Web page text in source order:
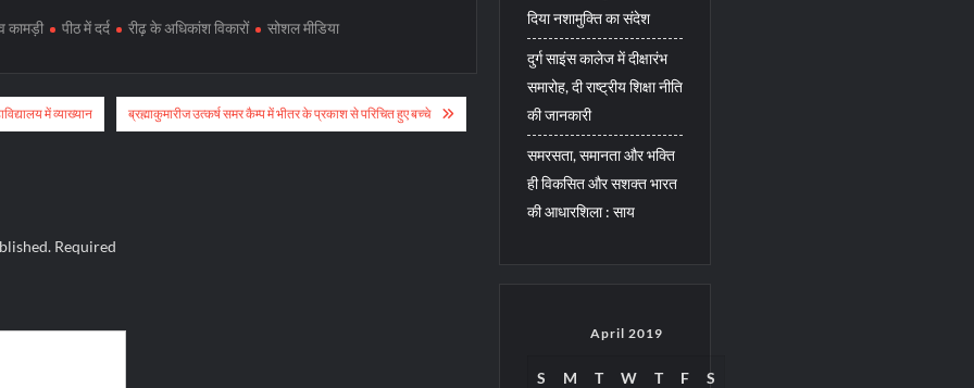
कामड़ी पीठ में दर्द रीढ़ के अधिकांश विकारों सोशल मीडिया
में व्याख्यान ब्रह्माकुमारीज उत्कर्ष समर कैम्प में भीतर के प्रकाश से परिचित हुए बच्चे
Required
दिया नशामुक्ति का संदेश
दुर्ग साइंस कालेज में दीक्षारंभ
समारोह, दी राष्ट्रीय शिक्षा नीति
की जानकारी
समरसता, समानता और भक्ति
ही विकसित और सशक्त भारत
की आधारशिला : साय
April 2019
S M T W T F
S